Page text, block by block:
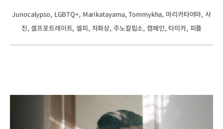
Junocalypso, LGBTQ+, Marikatayama, Tommykha, 마리카타야마, 사
진, 셀프포트레이트, 셀피, 자화상, 주노칼립소, 캠페인, 타미카, 피플